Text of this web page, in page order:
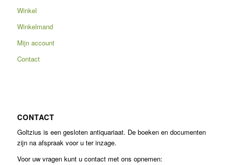
Winkel
Winkelmand
Mijn account
Contact
CONTACT
Goltzius is een gesloten antiquariaat. De boeken en documenten
zijn na afspraak voor u ter inzage.
Voor uw vragen kunt u contact met ons opnemen: